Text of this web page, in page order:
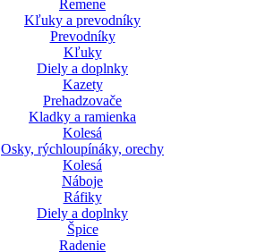
Remene
Kľuky a prevodníky
Prevodníky
Kľuky
Diely a doplnky
Kazety
Prehadzovače
Kladky a ramienka
Kolesá
Osky, rýchloupínáky, orechy
Kolesá
Náboje
Ráfiky
Diely a doplnky
Špice
Radenie